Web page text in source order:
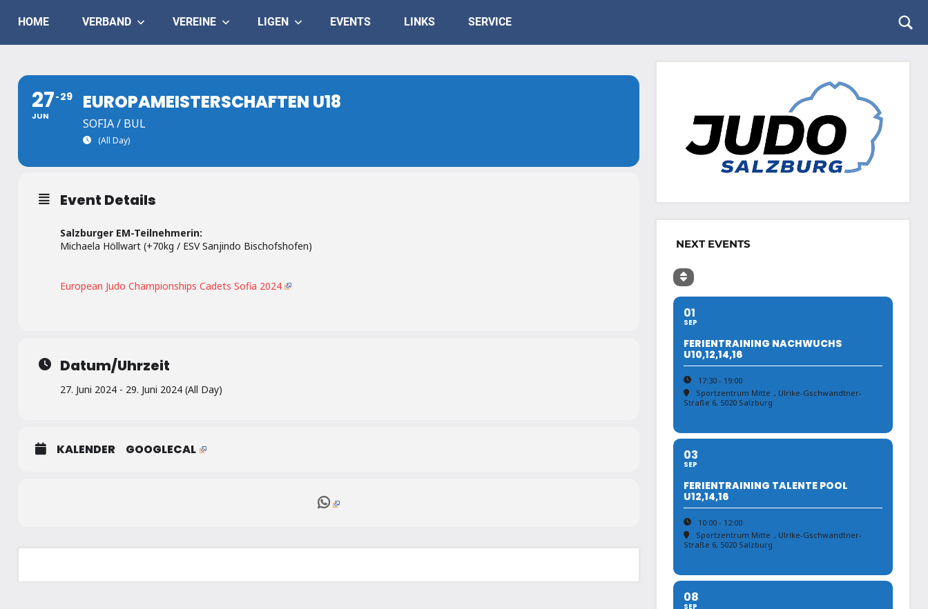
content
Judo
Salzburg
HOME VERBAND VEREINE LIGEN EVENTS LINKS SERVICE
27
JUN
29 EUROPAMEISTERSCHAFTEN U18
SOFIA / BUL
(All Day)
Event Details
Salzburger EM-Teilnehmerin:
Michaela Höllwart (+70kg / ESV Sanjindo Bischofshofen)
European Judo Championships Cadets Sofia 2024
Datum/Uhrzeit
27. Juni 2024 - 29. Juni 2024 (All Day)
KALENDER GOOGLECAL
NEXT EVENTS
01
SEP
FERIENTRAINING NACHWUCHS
U10,12,14,16
17:30 - 19:00
Sportzentrum Mitte , Ulrike-Gschwandtner-
Straße 6, 5020 Salzburg
03
SEP
FERIENTRAINING TALENTE POOL
U12,14,16
10:00 - 12:00
Sportzentrum Mitte , Ulrike-Gschwandtner-
Straße 6, 5020 Salzburg
08
SEP